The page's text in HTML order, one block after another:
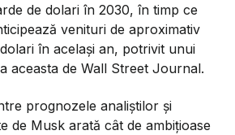
de dolari în 2030, în timp ce
venituri de aproximativ
în același an, potrivit unui
aceasta de Wall Street Journal.
prognozele analiștilor și
de Musk arată cât de ambițioase